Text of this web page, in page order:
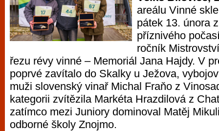
areálu Vinné
pátek 13. února
příznivého
ročník
řezu révy vinné – Memoriál Jana Hajdy. V
poprvé zavítalo do Skalky u Ježova,
muži slovenský vinař Michal Fraňo z
kategorii zvítězila Markéta Hrazdilová z
zatímco mezi Juniory dominoval Matěj
odborné školy Znojmo.